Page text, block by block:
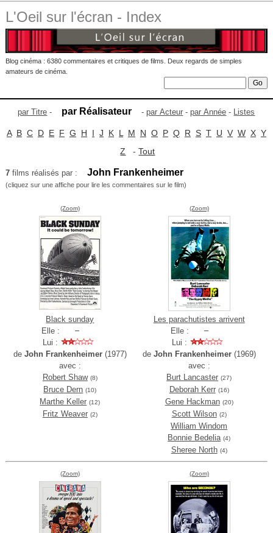
L'Oeil sur l'écran - Index
Blog cinéma : 6380 commentaires et critiques de films. Deux regards de simples
amateurs de cinéma.
par Titre - par Réalisateur -par Acteur -par Année - Listes
A B C D E F G H I J K L M N O P Q R S T U V W X Y
Z -Tout
7films réalisés par : John Frankenheimer
(cliquez sur une affiche pour lire les commentaires sur le film)
(Zoom)
Black sunday
Elle :
Lui :
de John Frankenheimer(1977)
avec :
Robert Shaw (8)
Bruce Dern (10)
Marthe Keller (12)
Fritz Weaver (2)
(Zoom)
Les parachutistes arrivent
Elle :
Lui :
de John Frankenheimer(1969)
avec :
Burt Lancaster (27)
Deborah Kerr (16)
Gene Hackman (20)
Scott Wilson (2)
William Windom
Bonnie Bedelia (4)
Sheree North (4)
(Zoom) (Zoom)